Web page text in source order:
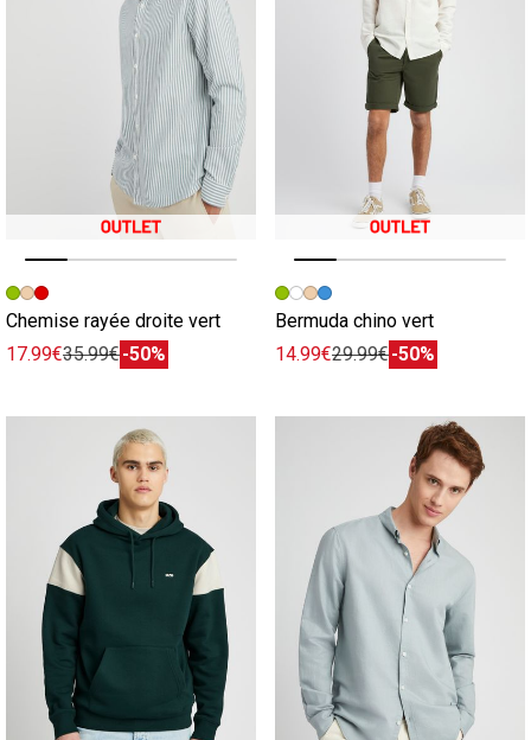
Image précédente
Image suivante
Chemise rayée droite vert
17.99€35.99€-50%
Image précédente
Image suivante
Bermuda chino vert
14.99€29.99€-50%